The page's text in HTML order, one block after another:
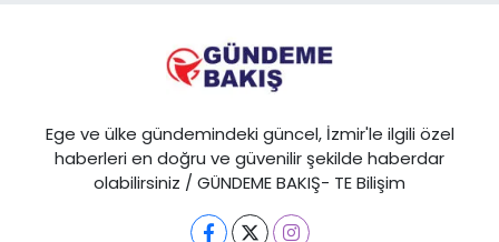
Ege ve ülke gündemindeki güncel, İzmir'le ilgili özel
haberleri en doğru ve güvenilir şekilde haberdar
olabilirsiniz / GÜNDEME BAKIŞ- TE Bilişim